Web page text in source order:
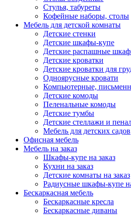
Стулья, табуреты
Кофейные наборы, столы
Мебель для детской комнаты
Детские стенки
Детские шкафы-купе
Детские распашные
Детские кроватки
Детские кроватки для
Одноярусные кровати
Компьютерные,
Детские комоды
Пеленальные комоды
Детские тумбы
Детские стеллажи и
Мебель для детских садов
Офисная мебель
Мебель на заказ
Шкафы-купе на заказ
Кухни на заказ
Детские комнаты на заказ
Радиусные шкафы-купе
Бескаркасная мебель
Бескаркасные кресла
Бескаркасные диваны